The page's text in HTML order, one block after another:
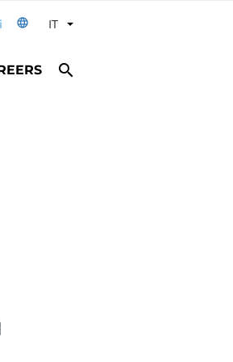
language IT Toggle Dropdown
search